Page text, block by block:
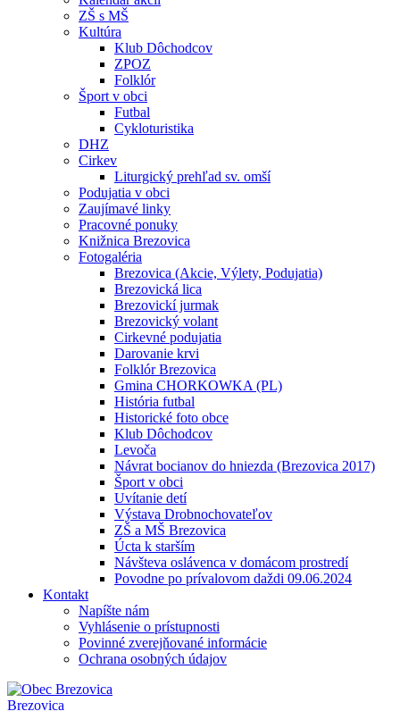
ZŠ s MŠ
Kultúra
Klub Dôchodcov
ZPOZ
Folklór
Šport v obci
Futbal
Cykloturistika
DHZ
Cirkev
Liturgický prehľad sv. omší
Podujatia v obci
Zaujímavé linky
Pracovné ponuky
Knižnica Brezovica
Fotogaléria
Brezovica (Akcie, Výlety, Podujatia)
Brezovická lica
Brezovickí jurmak
Brezovický volant
Cirkevné podujatia
Darovanie krvi
Folklór Brezovica
Gmina CHORKOWKA (PL)
História futbal
Historické foto obce
Klub Dôchodcov
Levoča
Návrat bocianov do hniezda (Brezovica 2017)
Šport v obci
Uvítanie detí
Výstava Drobnochovateľov
ZŠ a MŠ Brezovica
Úcta k starším
Návšteva oslávenca v domácom prostredí
Povodne po prívalovom daždi 09.06.2024
Kontakt
Napíšte nám
Vyhlásenie o prístupnosti
Povinné zverejňované informácie
Ochrana osobných údajov
Brezovica